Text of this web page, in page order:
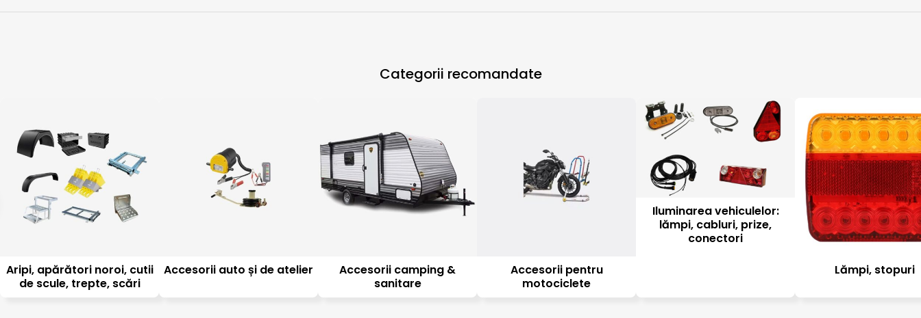
Categorii recomandate
Aripi, apărători noroi, cutii
de scule, trepte, scări
Accesorii auto și de atelier
Accesorii camping &
sanitare
Accesorii pentru
motociclete
Iluminarea vehiculelor:
lămpi, cabluri, prize,
conectori
Lămpi, stopuri